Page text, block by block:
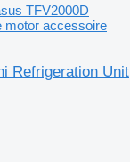
TFV2000D
motor accessoire
Refrigeration Unit